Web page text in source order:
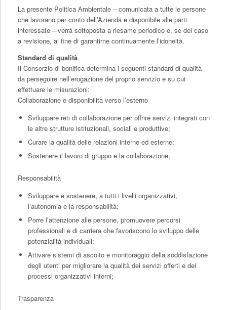
La presente Politica Ambientale – comunicata a tutte le persone
che lavorano per conto dell’Azienda e disponibile alle parti
interessate – verrà sottoposta a riesame periodico e, se del caso
a revisione, al fine di garantirne continuamente l’idoneità.
Standard di qualità
Il Consorzio di bonifica determina i seguenti standard di qualità
da perseguire nell’erogazione del proprio servizio e su cui
effettuare le misurazioni:
Collaborazione e disponibilità verso l’esterno
Sviluppare reti di collaborazione per offrire servizi integrati con
le altre strutture istituzionali, sociali e produttive;
Curare la qualità delle relazioni interne ed esterne;
Sostenere il lavoro di gruppo e la collaborazione;
Responsabilità
Sviluppare e sostenere, a tutti i livelli organizzativi,
l’autonomia e la responsabilità;
Porre l’attenzione alle persone, promuovere percorsi
professionali e di carriera che favoriscono lo sviluppo delle
potenzialità individuali;
Attivare sistemi di ascolto e monitoraggio della soddisfazione
degli utenti per migliorare la qualità dei servizi offerti e dei
processi organizzativi interni;
Trasparenza